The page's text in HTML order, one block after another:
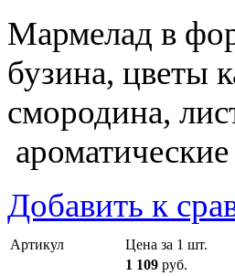
Мармелад в
бузина, цветы
смородина,
Добавить к
Артикул Цена за 1 шт.
1 109 руб.